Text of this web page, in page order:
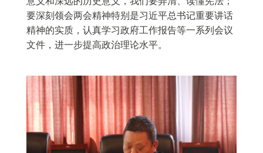
要深刻领会两会精神特别是习近平总书记重要讲话
精神的实质，认真学习政府工作报告等一系列会议
文件，进一步提高政治理论水平。